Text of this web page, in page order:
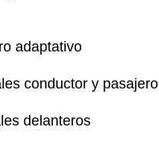
adaptativo
conductor y pasajero
delanteros